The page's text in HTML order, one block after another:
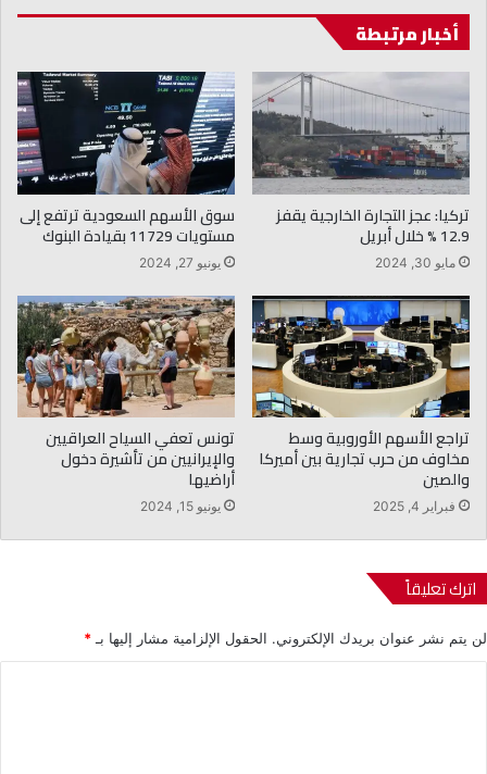
أخبار مرتبطة
تركيا: عجز التجارة الخارجية يقفز
12.9 % خلال أبريل
مايو 30, 2024
سوق الأسهم السعودية ترتفع إلى
مستويات 11729 بقيادة البنوك
يونيو 27, 2024
تراجع الأسهم الأوروبية وسط
مخاوف من حرب تجارية بين أميركا
والصين
فبراير 4, 2025
تونس تعفي السياح العراقيين
والإيرانيين من تأشيرة دخول
أراضيها
يونيو 15, 2024
اترك تعليقاً
لن يتم نشر عنوان بريدك الإلكتروني. الحقول الإلزامية مشار إليها بـ*